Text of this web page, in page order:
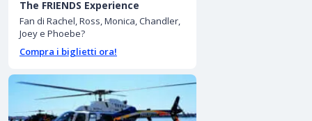
The FRIENDS Experience
Fan di Rachel, Ross, Monica, Chandler,
Joey e Phoebe?
Compra i biglietti ora!